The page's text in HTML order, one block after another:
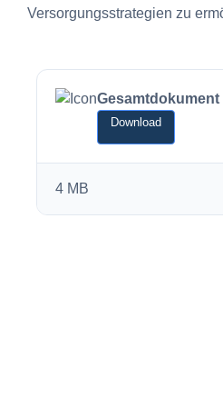
Versorgungsstrategien zu
Gesamtdokument
Download
4 MB